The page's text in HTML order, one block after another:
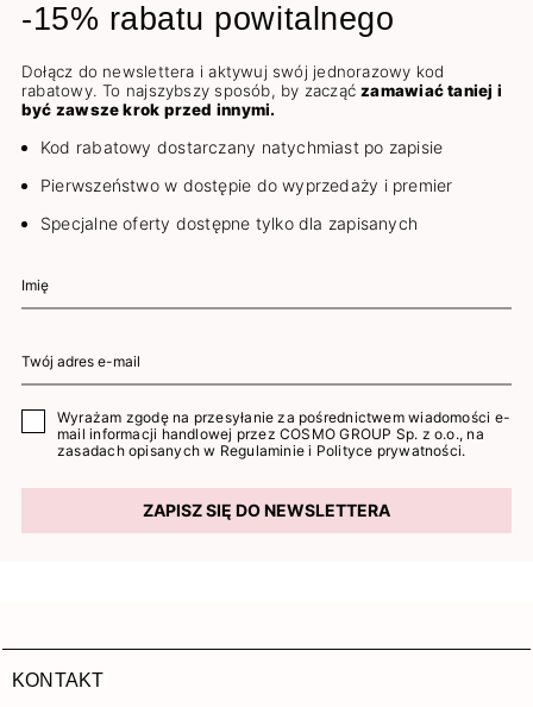
-15% rabatu powitalnego
Dołącz do newslettera i aktywuj swój jednorazowy kod
rabatowy. To najszybszy sposób, by zacząćzamawiać taniej i
być zawsze krok przed innymi.
Kod rabatowy dostarczany natychmiast po zapisie
Pierwszeństwo w dostępie do wyprzedaży i premier
Specjalne oferty dostępne tylko dla zapisanych
Wyrażam zgodę na przesyłanie za pośrednictwem wiadomości e-
mail informacji handlowej przez COSMO GROUP Sp. z o.o., na
zasadach opisanych w Regulaminie i Polityce prywatności.
ZAPISZ SIĘ DO NEWSLETTERA
KONTAKT